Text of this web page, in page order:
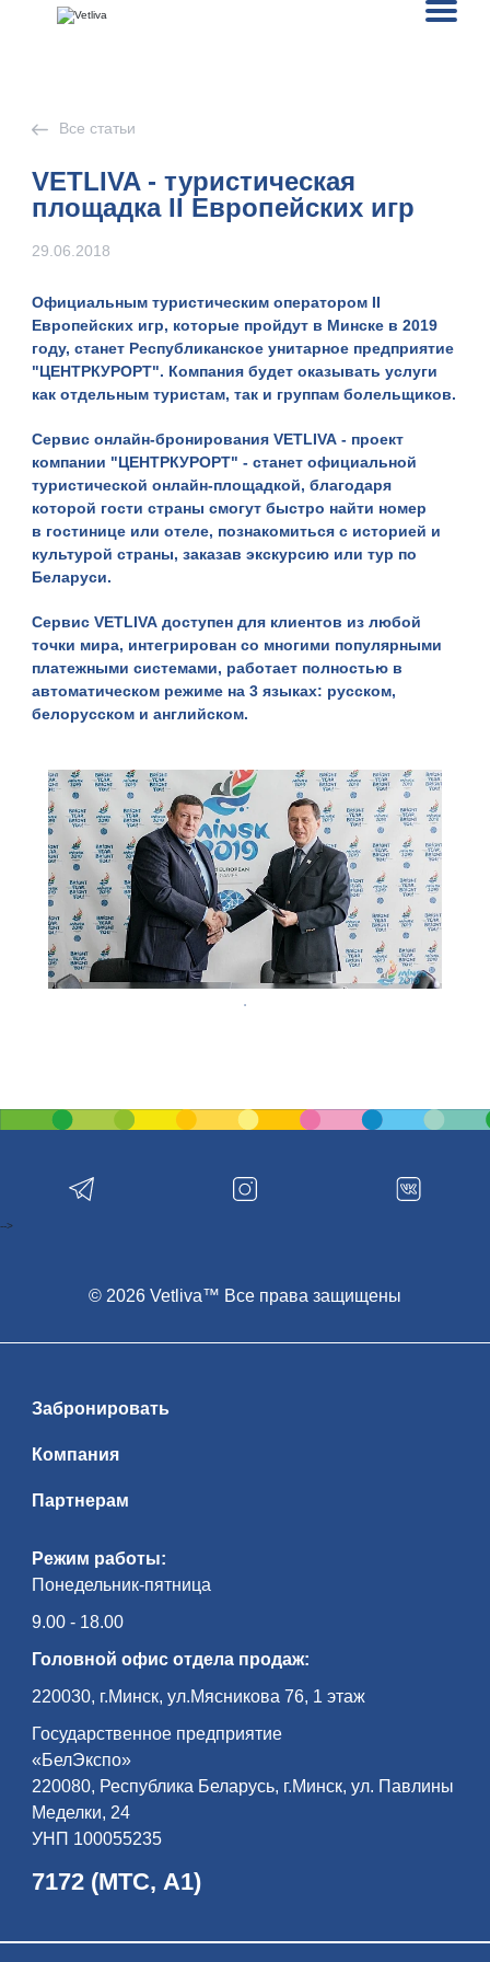
Все статьи
VETLIVA - туристическая
площадка II Европейских игр
29.06.2018
Официальным туристическим оператором II
Европейских игр, которые пройдут в Минске в 2019
году, станет Республиканское унитарное предприятие
"ЦЕНТРКУРОРТ". Компания будет оказывать услуги
как отдельным туристам, так и группам болельщиков.
Сервис онлайн-бронированияVETLIVA - проект
компании "ЦЕНТРКУРОРТ" - станет официальной
туристической онлайн-площадкой, благодаря
которой гости страны смогут быстро найти номер
в гостинице или отеле, познакомиться с историей и
культурой страны, заказавэкскурсию илитур по
Беларуси.
СервисVETLIVA доступен для клиентов из любой
точки мира, интегрирован со многими популярными
платежными системами, работает полностью в
автоматическом режиме на 3 языках: русском,
белорусском и английском.
Режим работы:
Понедельник-пятница
9.00 - 18.00
Головной офис отдела продаж:
220030, г.Минск, ул.Мясникова 76, 1 этаж
Государственное предприятие
«БелЭкспо»
220080, Республика Беларусь, г.Минск, ул. Павлины
Меделки, 24
УНП 100055235
7172 (МТС, А1)
Забронировать
Компания
Партнерам
© 2026 Vetliva™ Все права защищены
-->